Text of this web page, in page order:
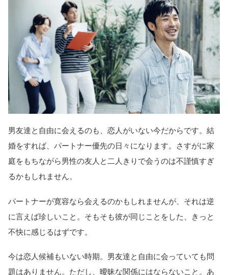
男友達と自由に会えるのも、恋人がいない今だからです。結
婚をすれば、パートナー優先の日々になります。さすがに家
庭をもちながら男性の友人と二人きりで会うのは不謹慎すぎ
るかもしれません。
パートナーが寛容なら会えるのかもしれませんが、それは逆
に言えば珍しいこと。そもそも彼が同じことをした、きっと
不快に感じるはずです。
今は恋人候補もいない時期。男友達と自由に会っていても問
題はありません。ただし、曖昧な関係にはならないこと。あ